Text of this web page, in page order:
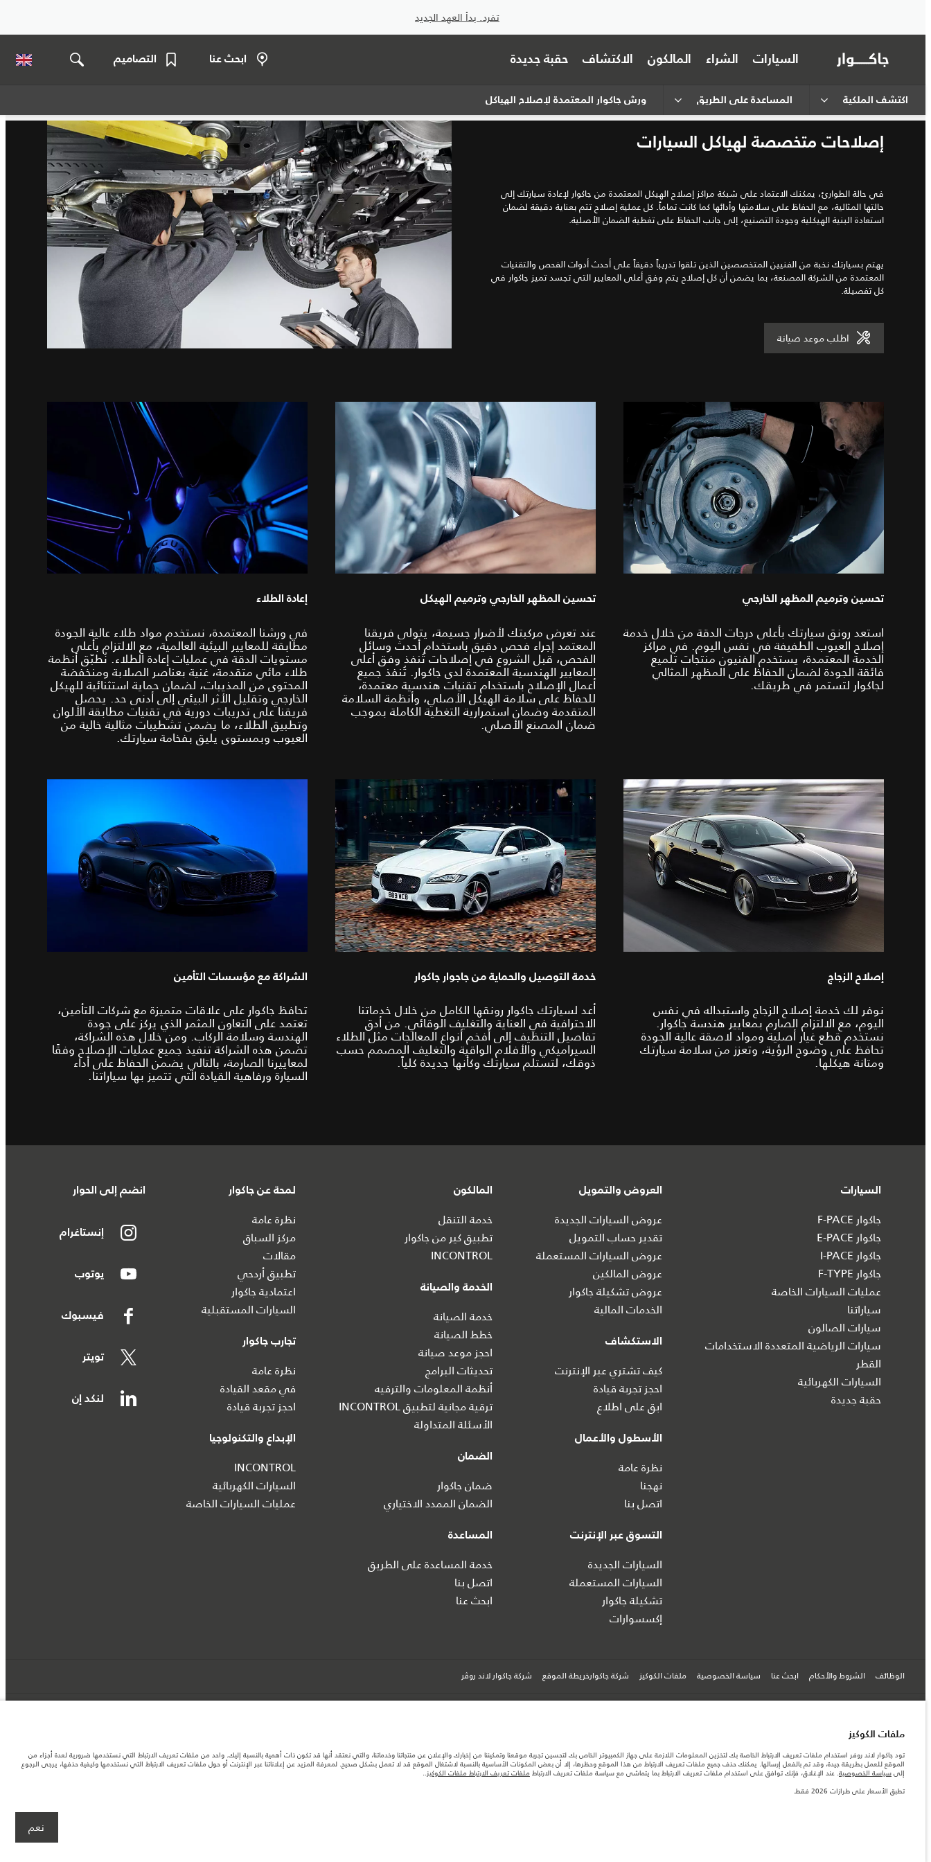
تفرد. بدأ العهد الجديد
السيارات الشراء المالكون الاكتشاف حقبة جديدة ابحث عنا التصاميم
اكتشف الملكية المساعدة على الطريق ورش جاكوار المعتمدة لإصلاح الهياكل
إصلاحات متخصصة لهياكل السيارات
في حالة الطوارئ، يمكنك الاعتماد على شبكة مراكز إصلاح الهيكل المعتمدة من جاكوار لإعادة سيارتك إلى
حالتها المثالية، مع الحفاظ على سلامتها وأدائها كما كانت تماماً. كل عملية إصلاح تتم بعناية دقيقة لضمان
استعادة البنية الهيكلية وجودة التصنيع، إلى جانب الحفاظ على تغطية الضمان الأصلية.
يهتم بسيارتك نخبة من الفنيين المتخصصين الذين تلقوا تدريباً دقيقاً على أحدث أدوات الفحص والتقنيات
المعتمدة من الشركة المصنعة، بما يضمن أن كل إصلاح يتم وفق أعلى المعايير التي تجسد تميز جاكوار في
كل تفصيلة.
اطلب موعد صيانة
تحسين وترميم المظهر الخارجي
استعد رونق سيارتك بأعلى درجات الدقة من خلال خدمة
إصلاح العيوب الطفيفة في نفس اليوم. في مراكز
الخدمة المعتمدة، يستخدم الفنيون منتجات تلميع
فائقة الجودة لضمان الحفاظ على المظهر المثالي
لجاكوار لتستمر في طريقك.
تحسين المظهر الخارجي وترميم الهيكل
عند تعرض مركبتك لأضرار جسيمة، يتولى فريقنا
المعتمد إجراء فحص دقيق باستخدام أحدث وسائل
الفحص، قبل الشروع في إصلاحات تُنفذ وفق أعلى
المعايير الهندسية المعتمدة لدى جاكوار. تُنفذ جميع
أعمال الإصلاح باستخدام تقنيات هندسية معتمدة،
للحفاظ على سلامة الهيكل الأصلي، وأنظمة السلامة
المتقدمة وضمان استمرارية التغطية الكاملة بموجب
ضمان المصنع الأصلي.
إعادة الطلاء
في ورشنا المعتمدة، نستخدم مواد طلاء عالية الجودة
مطابقة للمعايير البيئية العالمية، مع الالتزام بأعلى
مستويات الدقة في عمليات إعادة الطلاء. نُطبّق أنظمة
طلاء مائي متقدمة، غنية بعناصر الصلابة ومنخفضة
المحتوى من المذيبات، لضمان حماية استثنائية للهيكل
الخارجي وتقليل الأثر البيئي إلى أدنى حد. يحصل
فريقنا على تدريبات دورية في تقنيات مطابقة الألوان
وتطبيق الطلاء، ما يضمن تشطيبات مثالية خالية من
العيوب وبمستوى يليق بفخامة سيارتك.
إصلاح الزجاج
نوفر لك خدمة إصلاح الزجاج واستبداله في نفس
اليوم، مع الالتزام الصارم بمعايير هندسة جاكوار.
نستخدم قطع غيار أصلية ومواد لاصقة عالية الجودة
تحافظ على وضوح الرؤية، وتعزز من سلامة سيارتك
ومتانة هيكلها.
خدمة التوصيل والحماية من جاجوار جاكوار
أعد لسيارتك جاكوار رونقها الكامل من خلال خدماتنا
الاحترافية في العناية والتغليف الوقائي. من أدق
تفاصيل التنظيف إلى أفخم أنواع المعالجات مثل الطلاء
السيراميكي والأفلام الواقية والتغليف المصمم حسب
ذوقك، لتستلم سيارتك وكأنها جديدة كلياً.
الشراكة مع مؤسسات التأمين
تحافظ جاكوار على علاقات متميزة مع شركات التأمين،
تعتمد على التعاون المثمر الذي يركز على جودة
الهندسة وسلامة الركاب. ومن خلال هذه الشراكة،
تضمن هذه الشراكة تنفيذ جميع عمليات الإصلاح وفقًا
لمعاييرنا الصارمة، بالتالي يضمن الحفاظ على أداء
السيارة ورفاهية القيادة التي تتميز بها سياراتنا.
السيارات
جاكوار F-PACE
جاكوار E-PACE
جاكوار I‑PACE
جاكوار F-TYPE
عمليات السيارات الخاصة
سياراتنا
سيارات الصالون
سيارات الرياضية المتعددة الاستخدامات
القطر
السيارات الكهربائية
حقبة جديدة
العروض والتمويل
عروض السيارات الجديدة
تقدير حساب التمويل
عروض السيارات المستعملة
عروض المالكين
عروض تشكيلة جاكوار
الخدمات المالية
الاستكشاف
كيف تشتري عبر الإنترنت
احجز تجربة قيادة
ابق على اطلاع
الأسطول والأعمال
نظرة عامة
نهجنا
اتصل بنا
التسوق عبر الإنترنت
السيارات الجديدة
السيارات المستعملة
تشكيلة جاكوار
إكسسوارات
المالكون
خدمة التنقل
تطبيق كير من جاكوار
INCONTROL
الخدمة والصيانة
خدمة الصيانة
خطط الصيانة
احجز موعد صيانة
تحديثات البرامج
أنظمة المعلومات والترفيه
ترقية مجانية لتطبيق INCONTROL
الأسئلة المتداولة
الضمان
ضمان جاكوار
الضمان الممدد الاختياري
المساعدة
خدمة المساعدة على الطريق
اتصل بنا
ابحث عنا
لمحة عن جاكوار
نظرة عامة
مركز السباق
مقالات
تطبيق أردحي
اعتمادية جاكوار
السيارات المستقبلية
تجارب جاكوار
نظرة عامة
في مقعد القيادة
احجز تجربة قيادة
الإبداع والتكنولوجيا
INCONTROL
السيارات الكهربائية
عمليات السيارات الخاصة
انضم إلى الحوار
إنستاغرام
يوتوب
فيسبوك
تويتر
لنكد إن
الوظائف الشروط والأحكام ابحث عنا سياسة الخصوصية ملفات الكوكيز شركة جاكوارخريطة الموقع شركة جاكوار لاند روڤر
الكويت, شركة السيارات الكويتية للتجارة - الزياني
المعلومات والمواصفات والأسعار والألوان المذكورة على هذا الموقع قد تختلف من بلد إلى آخر، كما أنّها قد تتغير بدون إشعار مسبق. الرجاء التواصل مع وكيلنا المحلي للتأكد من توفّرها والتحقق من الأسعار.
الأرقام المقدمة هي نتيجة لاختبارات المصنع الرسمية وفقاً لتشريعات الاتحاد الأوروبي. قد يتباين استهلك الوقود الفعلي للمركبة عن ذلك المتحقق في تلك الاختبارات كما أن هذه الأرقام بغرض المقارنة فحسب.
ملاحظة مهمة حول الصور والمواصفات. إن النقص العالمي في أشباه الموصلات يؤثر حاليًا في مواصفات تصميم السيارات وتوفر الخيارات وتوقيتات التصاميم. هذا ظرف ديناميكي للغاية، ونتيجة لذلك، قد لا تمثّل الصور المستخدَمة ضمن موقع الويب حاليًا المواصفات الحالية بالكامل بالنسبة إلى الميزات
ملفات الكوكيز
تود جاكوار لاند روفر استخدام ملفات تعريف الارتباط الخاصة بك لتخزين المعلومات اللازمة على جهاز الكمبيوتر الخاص بك لتحسين تجربة موقعنا وتمكيننا من إخبارك والإعلان عن منتجاتنا وخدماتنا، والتي نعتقد أنها قد تكون ذات أهمية بالنسبة إليك. واحد من ملفات تعريف الارتباط التي نستخدمها ضرورية لعدة أجزاء من
الموقع للعمل بطريقة جيدة، وقد تم بالفعل إرسالها. يمكنك حذف جميع ملفات تعريف الارتباط من هذا الموقع وحظرها، إلا أن بعض المكونات الأساسية بالنسبة لاشتغال الموقع قد لا تعمل بشكل صحيح. لمعرفة المزيد عن إعلاناتنا عبر الإنترنت أو حول ملفات تعريف الارتباط التي نستخدمها وكيفية حذفها، يرجى الرجوع
إلى سياسة الخصوصية. عند الإغلاق، فإنك توافق على استخدام ملفات تعريف الارتباط بما يتماشى مع سياسة ملفات تعريف الارتباط ملفات تعريف الارتباط ملفات الكوكيز..
تطبق الأسعار على طرازات 2026 فقط.
نعم